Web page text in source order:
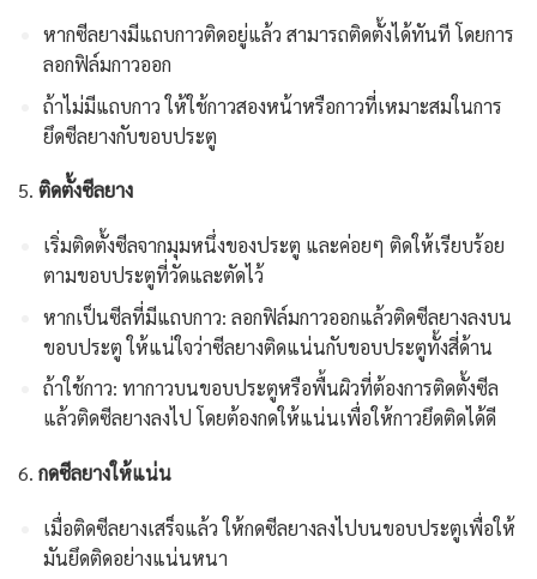
หากซีลยางมีแถบกาวติดอยู่แล้ว สามารถติดตั้งได้ทันที โดยการ
ลอกฟิล์มกาวออก
ถ้าไม่มีแถบกาว ให้ใช้กาวสองหน้าหรือกาวที่เหมาะสมในการ
ยึดซีลยางกับขอบประตู
5. ติดตั้งซีลยาง
เริ่มติดตั้งซีลจากมุมหนึ่งของประตู และค่อยๆ ติดให้เรียบร้อย
ตามขอบประตูที่วัดและตัดไว้
หากเป็นซีลที่มีแถบกาว: ลอกฟิล์มกาวออกแล้วติดซีลยางลงบน
ขอบประตู ให้แน่ใจว่าซีลยางติดแน่นกับขอบประตูทั้งสี่ด้าน
ถ้าใช้กาว: ทากาวบนขอบประตูหรือพื้นผิวที่ต้องการติดตั้งซีล
แล้วติดซีลยางลงไป โดยต้องกดให้แน่นเพื่อให้กาวยึดติดได้ดี
6. กดซีลยางให้แน่น
เมื่อติดซีลยางเสร็จแล้ว ให้กดซีลยางลงไปบนขอบประตูเพื่อให้
มันยึดติดอย่างแน่นหนา